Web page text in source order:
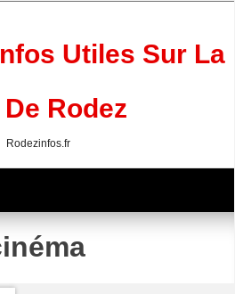
Utiles Sur La
Rodez
Rodezinfos.fr